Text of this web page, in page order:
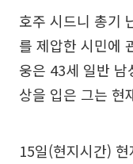
호주 시드니 총기
를 제압한 시민에
웅은 43세 일반
상을 입은 그는 현
15일(현지시간)